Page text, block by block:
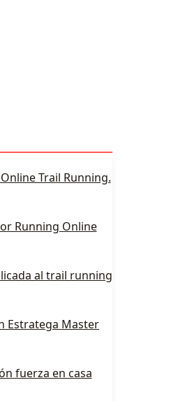
Trail Running.
Running Online
al trail running
Estratega Master
fuerza en casa